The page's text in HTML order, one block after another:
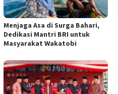
Menjaga Asa di Surga Bahari,
Dedikasi Mantri BRI untuk
Masyarakat Wakatobi